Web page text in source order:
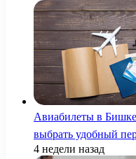
Авиабилеты в
выбрать удобный
4 недели назад